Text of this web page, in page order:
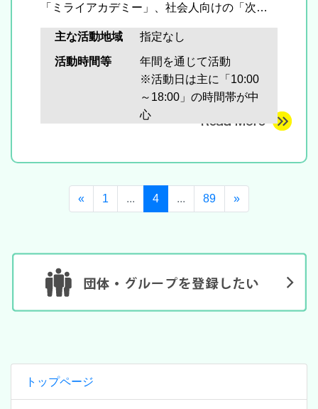
トップページ
「ミライアカデミー」、社会人向けの「次世
代リーダー研修」を運営
主な活動地域
指定なし
活動時間等
年間を通じて活動
※活動日は主に「10:00
～18:00」の時間帯が中
心
« 1 ... 4 ... 89 »